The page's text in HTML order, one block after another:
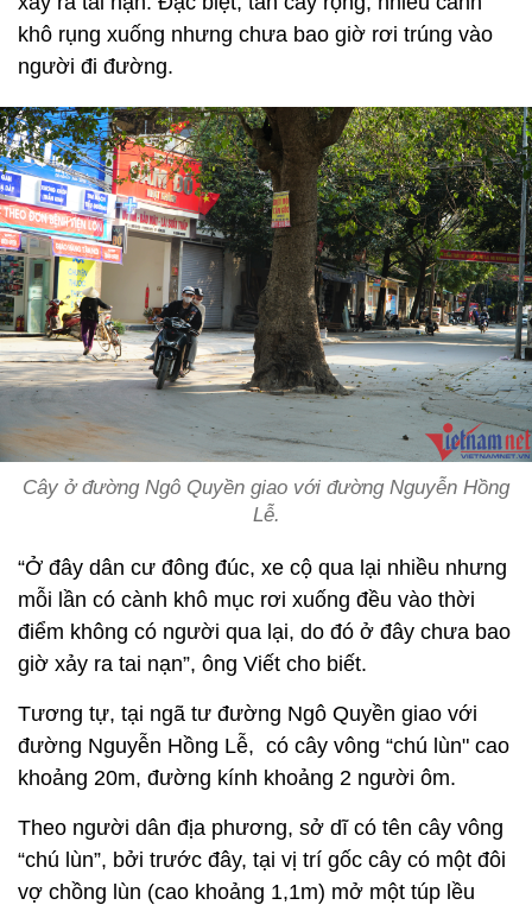
khô rụng xuống nhưng chưa bao giờ rơi trúng vào
người đi đường.
Cây ở đường Ngô Quyền giao với đường Nguyễn Hồng
Lễ.
“Ở đây dân cư đông đúc, xe cộ qua lại nhiều nhưng
mỗi lần có cành khô mục rơi xuống đều vào thời
điểm không có người qua lại, do đó ở đây chưa bao
giờ xảy ra tai nạn”, ông Viết cho biết.
Tương tự, tại ngã tư đường Ngô Quyền giao với
đường Nguyễn Hồng Lễ, có cây vông “chú lùn" cao
khoảng 20m, đường kính khoảng 2 người ôm.
Theo người dân địa phương, sở dĩ có tên cây vông
“chú lùn”, bởi trước đây, tại vị trí gốc cây có một đôi
vợ chồng lùn (cao khoảng 1,1m) mở một túp lều